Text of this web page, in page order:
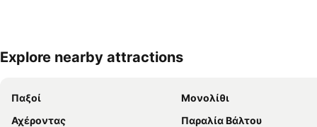
Explore nearby attractions
Παξοί
Μονολίθι
Αχέροντας
Παραλία Βάλτου